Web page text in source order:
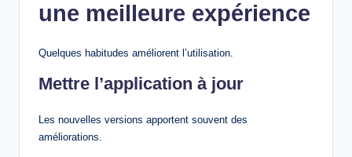
une meilleure expérience
Quelques habitudes améliorent l’utilisation.
Mettre l’application à jour
Les nouvelles versions apportent souvent des
améliorations.